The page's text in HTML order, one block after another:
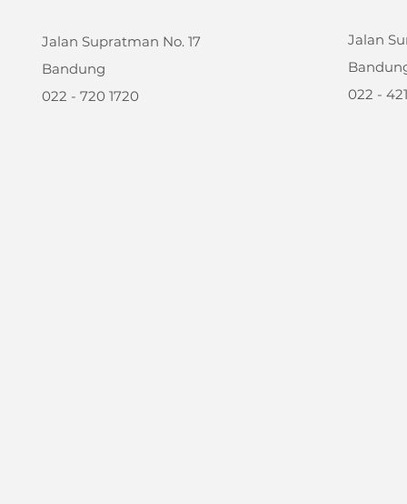
Jalan Supratman No. 17
Bandung
022 - 720 1720
Jalan
022 -